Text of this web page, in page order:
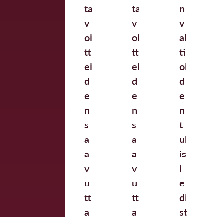
ta
v
oi
tt
ei
d
e
n
s
a
a
v
u
tt
a
ta
v
oi
tt
ei
d
e
n
s
a
a
v
u
tt
a
n
v
al
ti
oi
d
e
n
t
ul
is
i
e
di
st